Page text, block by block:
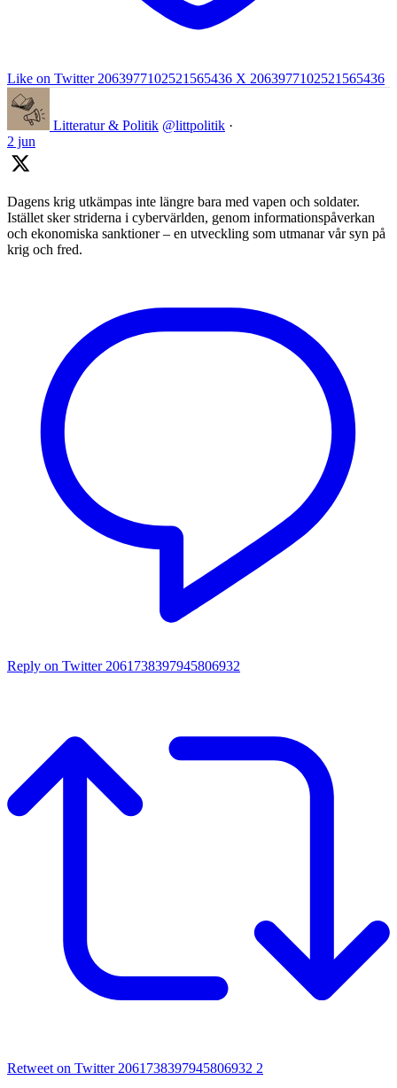
Like on Twitter 2063977102521565436 X 2063977102521565436
Litteratur & Politik @littpolitik ·
2 jun
Dagens krig utkämpas inte längre bara med vapen och soldater.
Istället sker striderna i cybervärlden, genom informationspåverkan
och ekonomiska sanktioner – en utveckling som utmanar vår syn på
krig och fred.
Reply on Twitter 2061738397945806932
Retweet on Twitter 2061738397945806932 2